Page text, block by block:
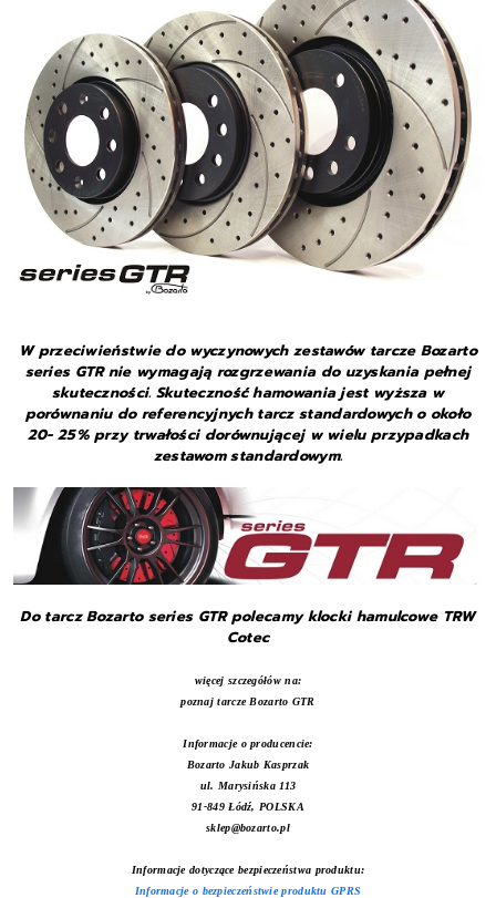
W przeciwieństwie do wyczynowych zestawów tarcze Bozarto
series GTR nie wymagają rozgrzewania do uzyskania pełnej
skuteczności. Skuteczność hamowania jest wyższa w
porównaniu do referencyjnych tarcz standardowych o około
20- 25% przy trwałości dorównującej w wielu przypadkach
zestawom standardowym.
Do tarcz Bozarto series GTR polecamy klocki hamulcowe TRW
Cotec
więcej szczegółów na:
poznaj tarcze Bozarto GTR
Informacje o producencie:
Bozarto Jakub Kasprzak
ul. Marysińska 113
91-849 Łódź, POLSKA
sklep@bozarto.pl
Informacje dotyczące bezpieczeństwa produktu:
Informacje o bezpieczeństwie produktu GPRS